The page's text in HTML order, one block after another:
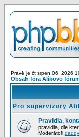
Právě je čt srpen 06, 2026
Obsah fóra Alíkovo
Pro supervizory
Pravidla,
pravidla, dle
Moderátoři